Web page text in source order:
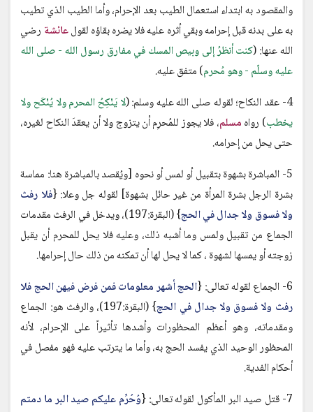
والمقصود به ابتداء استعمال الطيب بعد الإحرام، وأما الطيب الذي تطيب
به على بدنه قبل إحرامه وبقي أثره عليه فلا يضره بقاؤه لقولعائشة رضي
الله عنها: (كنت أنظرُ إلى وبيص المسك في مفارق رسول الله - صلى الله
عليه وسلّم - وهو مُحرم) متفق عليه.
4- عقد النكاح؛ لقوله صلى الله عليه وسلم: (
لا يَنْكِحُ المحرم ولا يُنْكَح ولا
يخطب) رواهمسلم، فلا يجوز للمُحرِم أن يتزوج ولا أن يعقدَ النكاح لغيره،
حتى يحل من إحرامه.
5- المباشرة بشهوة بتقبيل أو لمس أو نحوه [ويُقصد بالمباشرة هنا: مماسة
بشرة الرجل بشرة المرأة من غير حائل بشهوة] لقوله جل وعلا: {فلا رفث
ولا فسوق ولا جدال في الحج
} (البقرة:197)، ويدخل في الرفث مقدمات
الجماع من تقبيل ولمس وما أشبه ذلك، وعليه فلا يحل للمحرم أن يقبل
زوجته أو يمسها لشهوة ، كما لا يحل لها أن تمكنه من ذلك حال إحرامها.
6- الجماع لقوله تعالى: {
الحج أشهر معلومات فمن فرض فيهن الحج فلا
رفث ولا فسوق ولا جدال في الحج
} (البقرة:197)، والرفث هو: الجماع
ومقدماته، وهو أعظم المحظورات وأشدها تأثيراً على الإحرام، لأنه
المحظور الوحيد الذي يفسد الحج به، وأما ما يترتب عليه فهو مفصل في
أحكام الفدية.
7- قتل صيد البر المأكول لقوله تعالى: {
وُحُرِّم عليكم صيد البر ما دمتم